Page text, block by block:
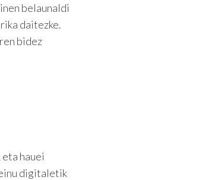
belaunaldi
daitezke.
bidez
hauei
digitaletik